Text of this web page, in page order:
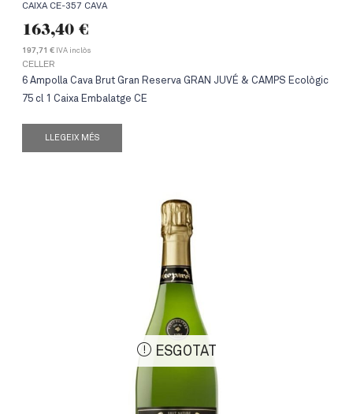
CAIXA CE-357 CAVA
163,40 €
197,71 € IVA inclòs
CELLER
6 Ampolla Cava Brut Gran Reserva GRAN JUVÉ & CAMPS Ecològic
75 cl 1 Caixa Embalatge CE
LLEGEIX MÉS
ESGOTAT